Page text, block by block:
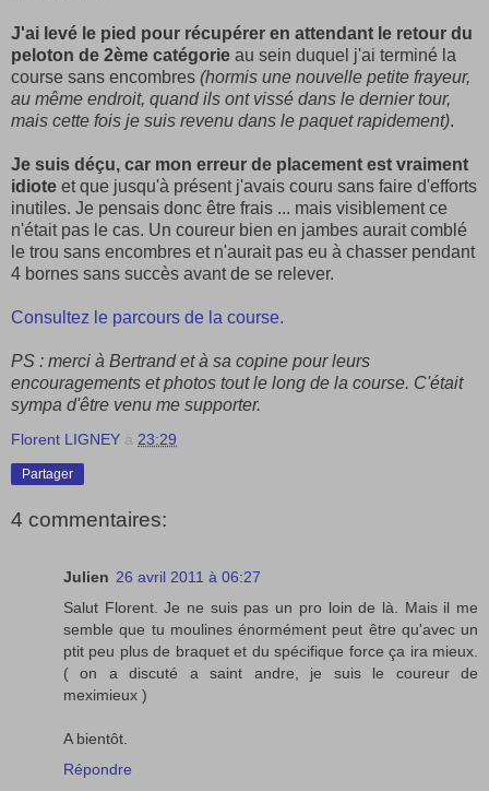
J'ai levé le pied pour récupérer en attendant le retour du
peloton de 2ème catégorie au sein duquel j'ai terminé la
course sans encombres (hormis une nouvelle petite frayeur,
au même endroit, quand ils ont vissé dans le dernier tour,
mais cette fois je suis revenu dans le paquet rapidement).
Je suis déçu, car mon erreur de placement est vraiment
idiote et que jusqu'à présent j'avais couru sans faire d'efforts
inutiles. Je pensais donc être frais ... mais visiblement ce
n'était pas le cas. Un coureur bien en jambes aurait comblé
le trou sans encombres et n'aurait pas eu à chasser pendant
4 bornes sans succès avant de se relever.
Consultez le parcours de la course.
PS : merci à Bertrand et à sa copine pour leurs
encouragements et photos tout le long de la course. C'était
sympa d'être venu me supporter.
Florent LIGNEY à 23:29
Partager
4 commentaires:
Julien 26 avril 2011 à 06:27
Salut Florent. Je ne suis pas un pro loin de là. Mais il me
semble que tu moulines énormément peut être qu'avec un
ptit peu plus de braquet et du spécifique force ça ira mieux.
( on a discuté a saint andre, je suis le coureur de
meximieux )
A bientôt.
Répondre